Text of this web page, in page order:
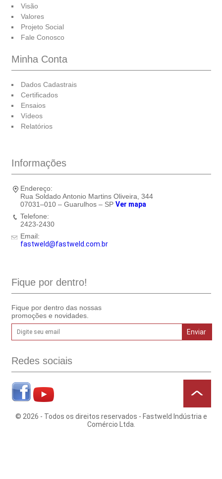
Visão
Valores
Projeto Social
Fale Conosco
Minha Conta
Dados Cadastrais
Certificados
Ensaios
Vídeos
Relatórios
Informações
Endereço:
Rua Soldado Antonio Martins Oliveira, 344
07031–010 – Guarulhos – SP Ver mapa
Telefone:
2423-2430
Email:
fastweld@fastweld.com.br
Fique por dentro!
Fique por dentro das nossas
promoções e novidades.
Redes sociais
© 2026 - Todos os direitos reservados - Fastweld Indústria e
Comércio Ltda.